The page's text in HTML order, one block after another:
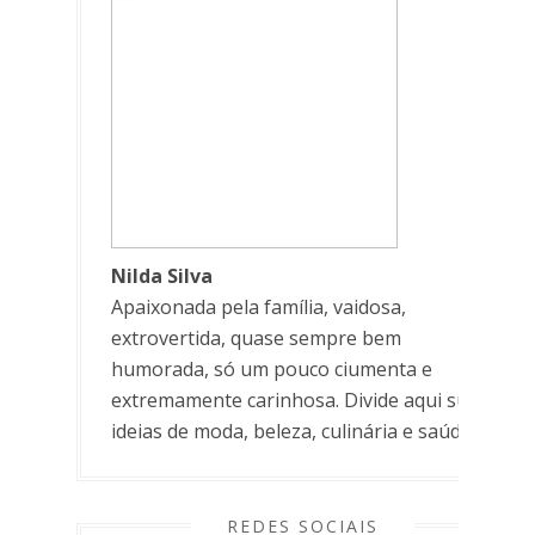
Nilda Silva
Apaixonada pela família, vaidosa,
extrovertida, quase sempre bem
humorada, só um pouco ciumenta e
extremamente carinhosa. Divide aqui suas
ideias de moda, beleza, culinária e saúde.
REDES SOCIAIS